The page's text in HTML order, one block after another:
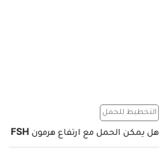
التخطيط للحمل
هل يمكن الحمل مع ارتفاع هرمون FSH